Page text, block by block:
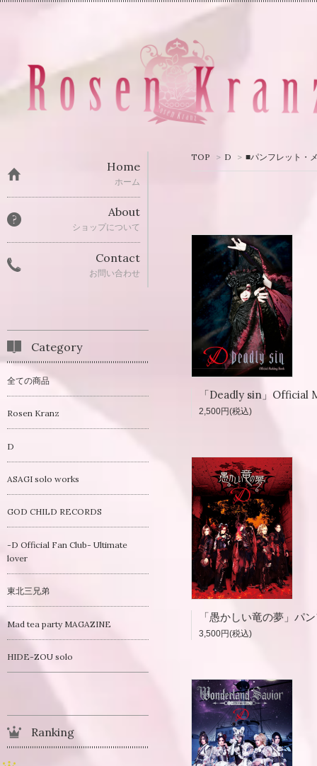
TOP > D > ■パンフレット・
2,500円(税込)
3,500円(税込)
Home
ホーム
About
ショップについて
Contact
お問い合わせ
Category
全ての商品
Rosen Kranz
D
ASAGI solo works
GOD CHILD RECORDS
-D Official Fan Club- Ultimate
lover
東北三兄弟
Mad tea party MAGAZINE
HIDE-ZOU solo
Ranking